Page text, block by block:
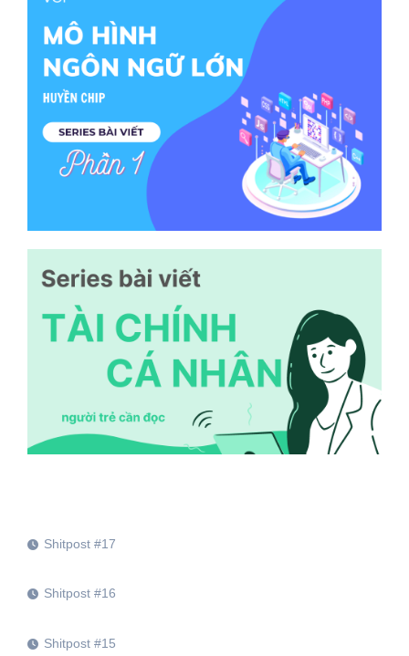
Shitpost #17
Shitpost #16
Shitpost #15